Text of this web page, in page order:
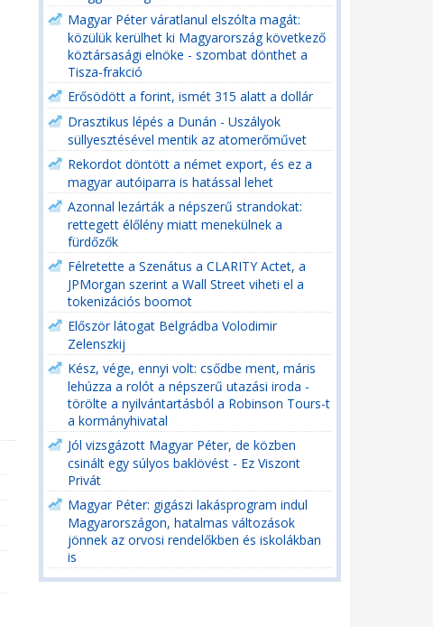
Magyar Péter váratlanul elszólta magát:
közülük kerülhet ki Magyarország következő
köztársasági elnöke - szombat dönthet a
Tisza-frakció
Erősödött a forint, ismét 315 alatt a dollár
Drasztikus lépés a Dunán - Uszályok
süllyesztésével mentik az atomerőművet
Rekordot döntött a német export, és ez a
magyar autóiparra is hatással lehet
Azonnal lezárták a népszerű strandokat:
rettegett élőlény miatt menekülnek a
fürdőzők
Félretette a Szenátus a CLARITY Actet, a
JPMorgan szerint a Wall Street viheti el a
tokenizációs boomot
Először látogat Belgrádba Volodimir
Zelenszkij
Kész, vége, ennyi volt: csődbe ment, máris
lehúzza a rolót a népszerű utazási iroda -
törölte a nyilvántartásból a Robinson Tours-t
a kormányhivatal
Jól vizsgázott Magyar Péter, de közben
csinált egy súlyos baklövést - Ez Viszont
Privát
Magyar Péter: gigászi lakásprogram indul
Magyarországon, hatalmas változások
jönnek az orvosi rendelőkben és iskolákban
is